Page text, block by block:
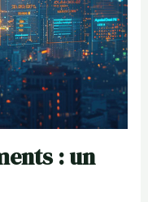
: un